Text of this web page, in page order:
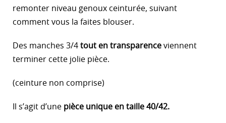
remonter niveau genoux ceinturée, suivant
comment vous la faites blouser.
Des manches 3/4 tout en transparence viennent
terminer cette jolie pièce.
(ceinture non comprise)
Il s’agit d’une pièce unique en taille 40/42.